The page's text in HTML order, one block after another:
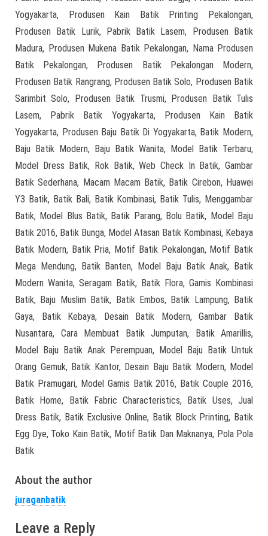
Yogyakarta, Produsen Kain Batik Printing Pekalongan,
Produsen Batik Lurik, Pabrik Batik Lasem, Produsen Batik
Madura, Produsen Mukena Batik Pekalongan, Nama Produsen
Batik Pekalongan, Produsen Batik Pekalongan Modern,
Produsen Batik Rangrang, Produsen Batik Solo, Produsen Batik
Sarimbit Solo, Produsen Batik Trusmi, Produsen Batik Tulis
Lasem, Pabrik Batik Yogyakarta, Produsen Kain Batik
Yogyakarta, Produsen Baju Batik Di Yogyakarta, Batik Modern,
Baju Batik Modern, Baju Batik Wanita, Model Batik Terbaru,
Model Dress Batik, Rok Batik, Web Check In Batik, Gambar
Batik Sederhana, Macam Macam Batik, Batik Cirebon, Huawei
Y3 Batik, Batik Bali, Batik Kombinasi, Batik Tulis, Menggambar
Batik, Model Blus Batik, Batik Parang, Bolu Batik, Model Baju
Batik 2016, Batik Bunga, Model Atasan Batik Kombinasi, Kebaya
Batik Modern, Batik Pria, Motif Batik Pekalongan, Motif Batik
Mega Mendung, Batik Banten, Model Baju Batik Anak, Batik
Modern Wanita, Seragam Batik, Batik Flora, Gamis Kombinasi
Batik, Baju Muslim Batik, Batik Embos, Batik Lampung, Batik
Gaya, Batik Kebaya, Desain Batik Modern, Gambar Batik
Nusantara, Cara Membuat Batik Jumputan, Batik Amarillis,
Model Baju Batik Anak Perempuan, Model Baju Batik Untuk
Orang Gemuk, Batik Kantor, Desain Baju Batik Modern, Model
Batik Pramugari, Model Gamis Batik 2016, Batik Couple 2016,
Batik Home, Batik Fabric Characteristics, Batik Uses, Jual
Dress Batik, Batik Exclusive Online, Batik Block Printing, Batik
Egg Dye, Toko Kain Batik, Motif Batik Dan Maknanya, Pola Pola
Batik
About the author
juraganbatik
Leave a Reply